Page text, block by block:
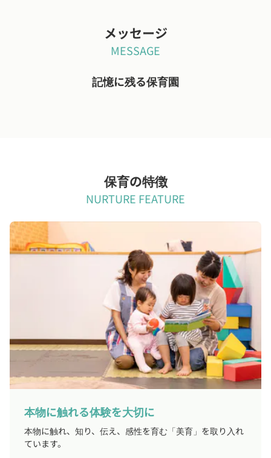
メッセージ
MESSAGE
記憶に残る保育園
保育の特徴
NURTURE FEATURE
本物に触れる体験を大切に
本物に触れ、知り、伝え、感性を育む「美育」を取り入れ
ています。